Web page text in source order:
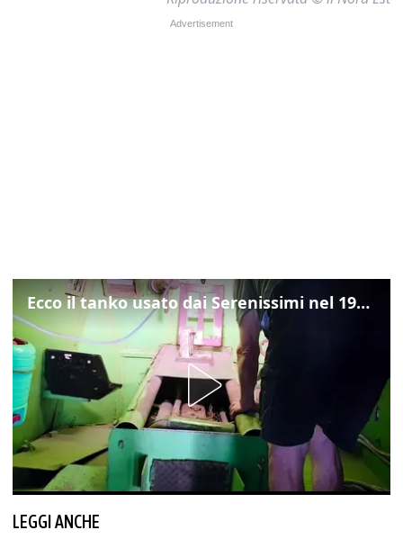
Ecco il tanko usato dai Serenissimi nel 1997 per il blitz a San Marco
LEGGI ANCHE